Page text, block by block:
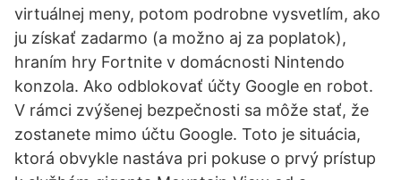
virtuálnej meny, potom podrobne vysvetlím, ako
ju získať zadarmo (a možno aj za poplatok),
hraním hry Fortnite v domácnosti Nintendo
konzola. Ako odblokovať účty Google en robot.
V rámci zvýšenej bezpečnosti sa môže stať, že
zostanete mimo účtu Google. Toto je situácia,
ktorá obvykle nastáva pri pokuse o prvý prístup